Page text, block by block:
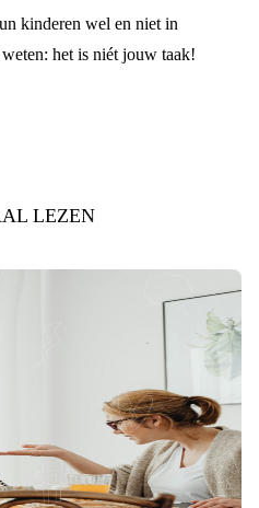
kinderen wel en niet in
het is niét jouw taak!
LEZEN